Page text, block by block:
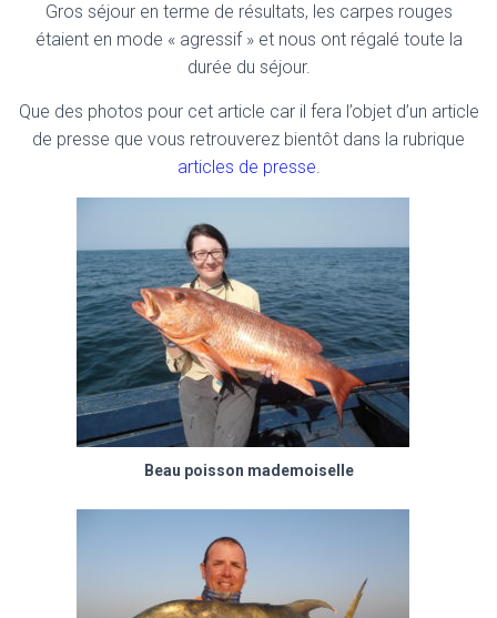
Gros séjour en terme de résultats, les carpes rouges
étaient en mode « agressif » et nous ont régalé toute la
durée du séjour.
Que des photos pour cet article car il fera l’objet d’un article
de presse que vous retrouverez bientôt dans la rubrique
articles de presse.
Beau poisson mademoiselle